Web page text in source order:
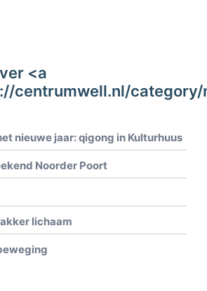
<a
centrumwell.nl/
nieuwe jaar: qigong in Kulturhuus
Noorder Poort
lichaam